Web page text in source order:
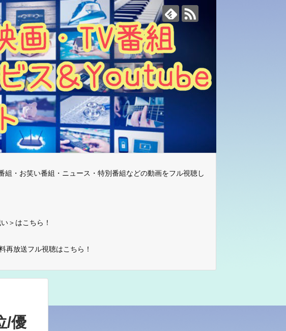
・お笑い番組・ニュース・特別番組などの動画をフル視聴し
＞はこちら！
再放送フル視聴はこちら！
/優